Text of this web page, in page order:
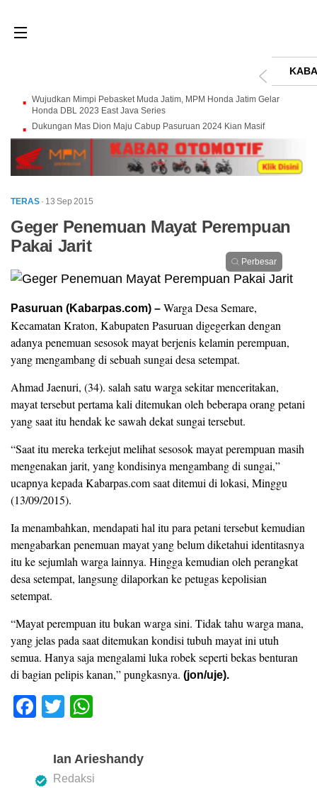
Wujudkan Mimpi Pebasket Muda Jatim, MPM Honda Jatim Gelar
Honda DBL 2023 East Java Series
Dukungan Mas Dion Maju Cabup Pasuruan 2024 Kian Masif
TERAS · 13 Sep 2015
Geger Penemuan Mayat Perempuan
Pakai Jarit
Perbesar
Pasuruan (Kabarpas.com) – Warga Desa Semare,
Kecamatan Kraton, Kabupaten Pasuruan digegerkan dengan
adanya penemuan sesosok mayat berjenis kelamin perempuan,
yang mengambang di sebuah sungai desa setempat.
Ahmad Jaenuri, (34). salah satu warga sekitar menceritakan,
mayat tersebut pertama kali ditemukan oleh beberapa orang petani
yang saat itu hendak ke sawah dekat sungai tersebut.
“Saat itu mereka terkejut melihat sesosok mayat perempuan masih
mengenakan jarit, yang kondisinya mengambang di sungai,”
ucapnya kepada Kabarpas.com saat ditemui di lokasi, Minggu
(13/09/2015).
Ia menambahkan, mendapati hal itu para petani tersebut kemudian
mengabarkan penemuan mayat yang belum diketahui identitasnya
itu ke sejumlah warga lainnya. Hingga kemudian oleh perangkat
desa setempat, langsung dilaporkan ke petugas kepolisian
setempat.
“Mayat perempuan itu bukan warga sini. Tidak tahu warga mana,
yang jelas pada saat ditemukan kondisi tubuh mayat ini utuh
semua. Hanya saja mengalami luka robek seperti bekas benturan
di bagian pelipis kanan,” pungkasnya. (jon/uje).
F
e
T
tt
er
at
s
Ian Arieshandy
Redaksi